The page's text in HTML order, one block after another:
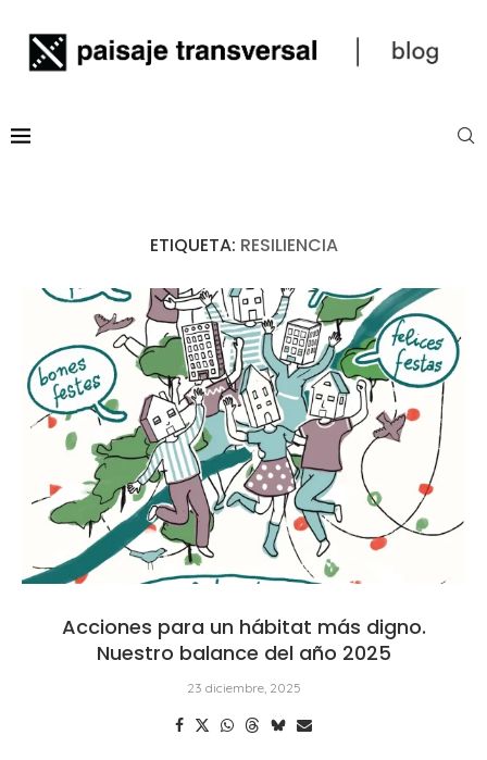
ETIQUETA: RESILIENCIA
Acciones para un hábitat más digno.
Nuestro balance del año 2025
23 diciembre, 2025